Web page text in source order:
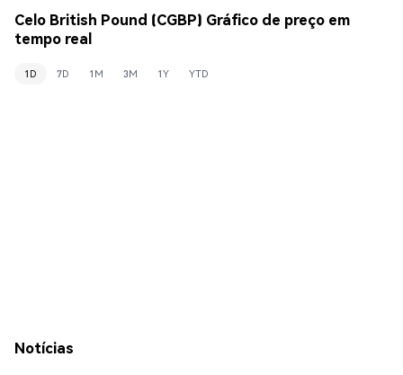
Celo British Pound (CGBP) Gráfico de preço em
tempo real
1D 7D 1M 3M 1Y YTD
Notícias